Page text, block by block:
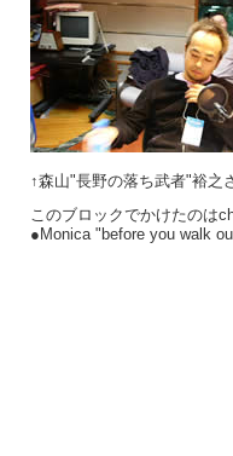
↑森山"長野の落ち武者"裕之
このブロックでかけたのは
●Monica "before you walk